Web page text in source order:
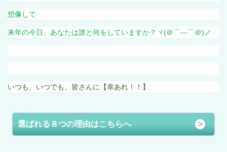
想像して
来年の今日、あなたは誰と何をしていますか？ヾ(＠⌒―⌒＠) ノ
いつも、いつでも、皆さんに【幸あれ！！】
選ばれる８つの理由はこちらへ